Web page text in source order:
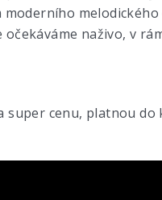
melodického
naživo, v
super cenu, platnou